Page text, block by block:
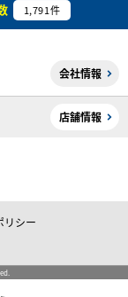
1,791件
会社情報
店舗情報
リシー